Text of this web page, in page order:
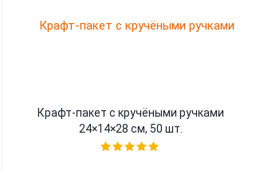
Крафт-пакет с кручёными ручками
24×14×28 см, 50 шт.